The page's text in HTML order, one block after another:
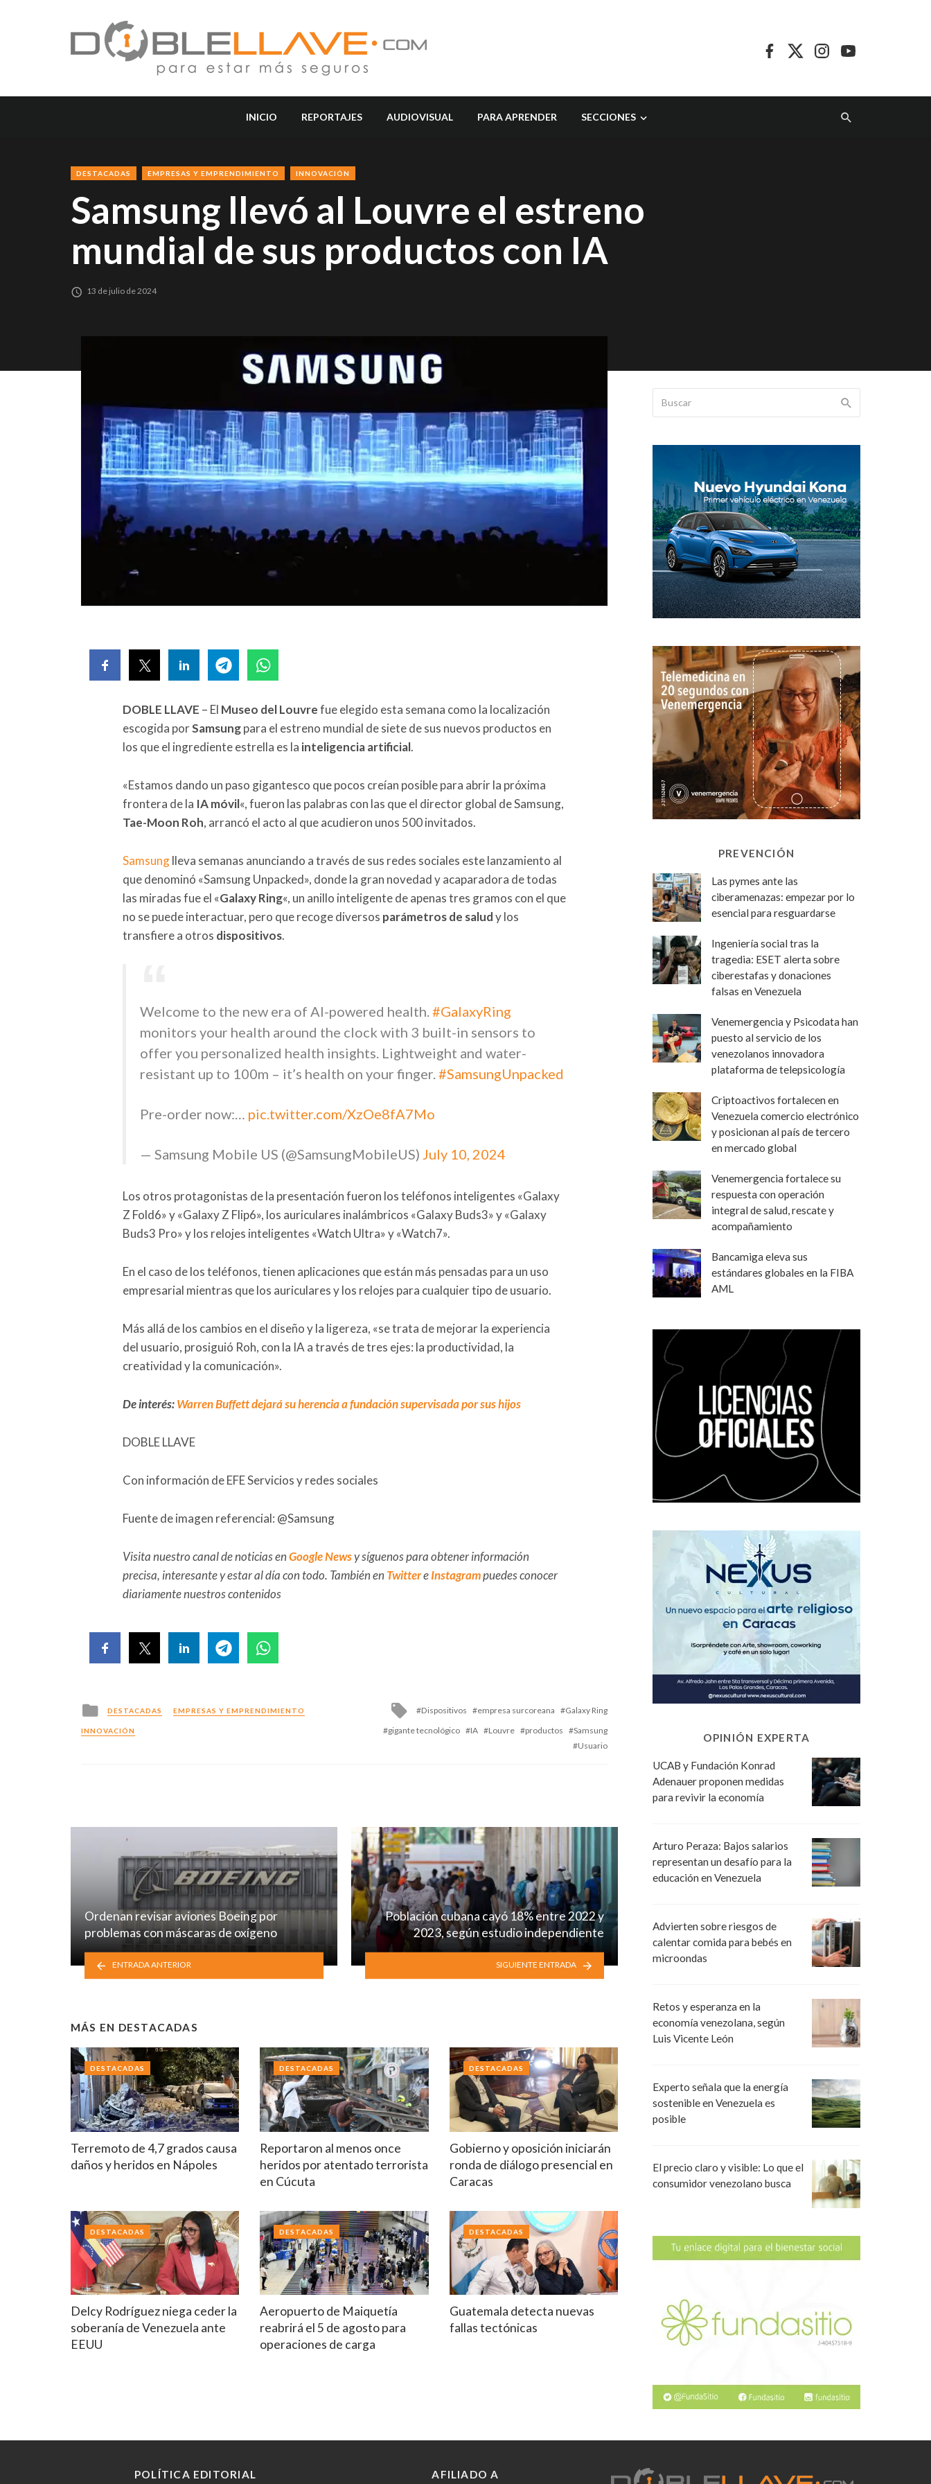
INICIO REPORTAJES AUDIOVISUAL PARA APRENDER SECCIONES
DESTACADAS EMPRESAS Y EMPRENDIMIENTO INNOVACIÓN
Samsung llevó al Louvre el estreno
mundial de sus productos con IA
13 de julio de 2024
DOBLE LLAVE – El Museo del Louvrefue elegido esta semana como la localización
escogida porSamsungpara el estreno mundial de siete de sus nuevos productos en
los que el ingrediente estrella es la inteligencia artificial.
«Estamos dando un paso gigantesco que pocos creían posible para abrir la próxima
frontera de la IA móvil«, fueron las palabras con las que el director global de Samsung,
Tae-Moon Roh, arrancó el acto al que acudieron unos 500 invitados.
Samsunglleva semanas anunciando a través de sus redes sociales este lanzamiento al
que denominó «Samsung Unpacked», donde la gran novedad y acaparadora de todas
las miradas fue el «Galaxy Ring«, un anillo inteligente de apenas tres gramos con el que
no se puede interactuar, pero que recoge diversos parámetros de saludy los
transfiere a otros dispositivos.
Welcome to the new era of AI-powered health.#GalaxyRing
monitors your health around the clock with 3 built-in sensors to
offer you personalized health insights. Lightweight and water-
resistant up to 100m – it’s health on your finger.#SamsungUnpacked
Pre-order now:… pic.twitter.com/XzOe8fA7Mo
— Samsung Mobile US (@SamsungMobileUS) July 10, 2024
Los otros protagonistas de la presentación fueron los teléfonos inteligentes «Galaxy
Z Fold6» y «Galaxy Z Flip6», los auriculares inalámbricos «Galaxy Buds3» y «Galaxy
Buds3 Pro» y los relojes inteligentes «Watch Ultra» y «Watch7».
En el caso de los teléfonos, tienen aplicaciones que están más pensadas para un uso
empresarial mientras que los auriculares y los relojes para cualquier tipo de usuario.
Más allá de los cambios en el diseño y la ligereza, «se trata de mejorar la experiencia
del usuario, prosiguió Roh, con la IA a través de tres ejes: la productividad, la
creatividad y la comunicación».
De interés:Warren Buffett dejará su herencia a fundación supervisada por sus hijos
DOBLE LLAVE
Con información de EFE Servicios y redes sociales
Fuente de imagen referencial: @Samsung
Visita nuestro canal de noticias enGoogle Newsy síguenos para obtener información
precisa, interesante y estar al día con todo. También en TwittereInstagrampuedes conocer
diariamente nuestros contenidos
Posted
in
DESTACADAS EMPRESAS Y EMPRENDIMIENTO
INNOVACIÓN
Tagged
Dispositivos empresa surcoreana
Galaxy Ring
gigante tecnológico
IA Louvre productos
Samsung
Usuario
Ordenan revisar aviones Boeing por
problemas con máscaras de oxígeno
ENTRADA ANTERIOR
Población cubana cayó 18% entre 2022 y
2023, según estudio independiente
SIGUIENTE ENTRADA
MÁS EN DESTACADAS
Terremoto de 4,7 grados causa
daños y heridos en Nápoles
DESTACADAS
Reportaron al menos once
heridos por atentado terrorista
en Cúcuta
DESTACADAS
Gobierno y oposición iniciarán
ronda de diálogo presencial en
Caracas
DESTACADAS
Delcy Rodríguez niega ceder la
soberanía de Venezuela ante
EEUU
DESTACADAS
Aeropuerto de Maiquetía
reabrirá el 5 de agosto para
operaciones de carga
DESTACADAS
Guatemala detecta nuevas
fallas tectónicas
DESTACADAS
PREVENCIÓN
Las pymes ante las
ciberamenazas: empezar por lo
esencial para resguardarse
Ingeniería social tras la
tragedia: ESET alerta sobre
ciberestafas y donaciones
falsas en Venezuela
Venemergencia y Psicodata han
puesto al servicio de los
venezolanos innovadora
plataforma de telepsicología
Criptoactivos fortalecen en
Venezuela comercio electrónico
y posicionan al país de tercero
en mercado global
Venemergencia fortalece su
respuesta con operación
integral de salud, rescate y
acompañamiento
Bancamiga eleva sus
estándares globales en la FIBA
AML
OPINIÓN EXPERTA
UCAB y Fundación Konrad
Adenauer proponen medidas
para revivir la economía
Arturo Peraza: Bajos salarios
representan un desafío para la
educación en Venezuela
Advierten sobre riesgos de
calentar comida para bebés en
microondas
Retos y esperanza en la
economía venezolana, según
Luis Vicente León
Experto señala que la energía
sostenible en Venezuela es
posible
El precio claro y visible: Lo que el
consumidor venezolano busca
POLÍTICA EDITORIAL AFILIADO A